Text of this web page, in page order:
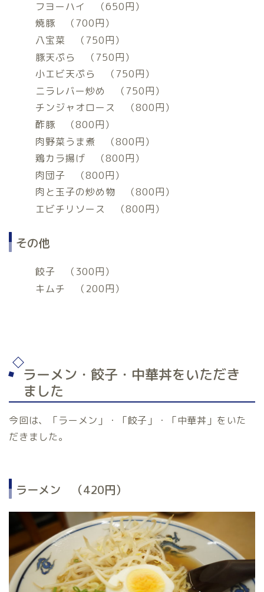
フヨーハイ （650円）
焼豚 （700円）
八宝菜 （750円）
豚天ぷら （750円）
小エビ天ぷら （750円）
ニラレバー炒め （750円）
チンジャオロース （800円）
酢豚 （800円）
肉野菜うま煮 （800円）
鶏カラ揚げ （800円）
肉団子 （800円）
肉と玉子の炒め物 （800円）
エビチリソース （800円）
その他
餃子 （300円）
キムチ （200円）
ラーメン・餃子・中華丼をいただき
ました
今回は、「ラーメン」・「餃子」・「中華丼」をいた
だきました。
ラーメン （420円）